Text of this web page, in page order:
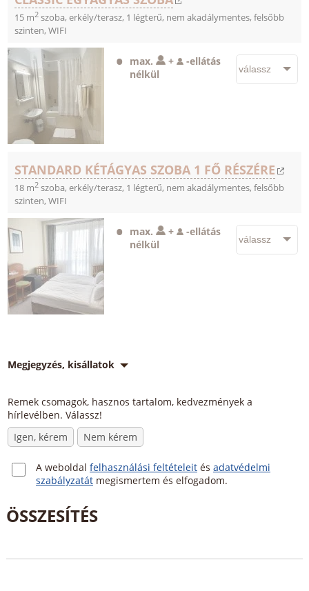
15 m2szoba, erkély/terasz, 1 légterű, nem akadálymentes, felsőbb
szinten, WIFI
max. + -ellátás
nélkül
STANDARD KÉTÁGYAS SZOBA 1 FŐ RÉSZÉRE
18 m2szoba, erkély/terasz, 1 légterű, nem akadálymentes, felsőbb
szinten, WIFI
max. + -ellátás
nélkül
Megjegyzés, kisállatok
Remek csomagok, hasznos tartalom, kedvezmények a
hírlevélben. Válassz!
Igen, kérem
Nem kérem
A weboldal felhasználási feltételeités adatvédelmi
szabályzatát megismertem és elfogadom.